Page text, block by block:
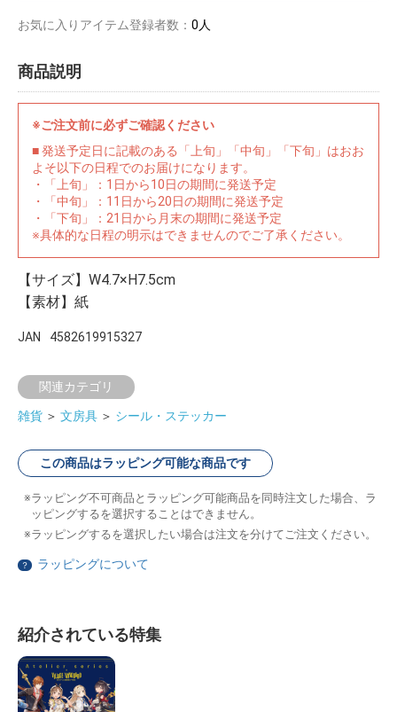
お気に入りアイテム登録者数： 0人
商品説明
※ご注文前に必ずご確認ください
■ 発送予定日に記載のある「上旬」「中旬」「下旬」はおお
よそ以下の日程でのお届けになります。
・「上旬」：1日から10日の期間に発送予定
・「中旬」：11日から20日の期間に発送予定
・「下旬」：21日から月末の期間に発送予定
※具体的な日程の明示はできませんのでご了承ください。
【サイズ】W4.7×H7.5cm
【素材】紙
JAN 4582619915327
関連カテゴリ
雑貨 ＞ 文房具 ＞ シール・ステッカー
この商品はラッピング可能な商品です
ラッピング不可商品とラッピング可能商品を同時注文した場合、ラ
ッピングするを選択することはできません。
ラッピングするを選択したい場合は注文を分けてご注文ください。
？ ラッピングについて
紹介されている特集
イラストレ
ーター
アダルトグ
ッズ